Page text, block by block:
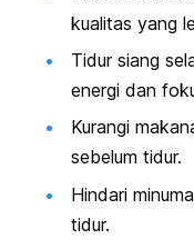
kualitas yang
Tidur siang
energi dan
Kurangi
sebelum tidur.
Hindari
tidur.